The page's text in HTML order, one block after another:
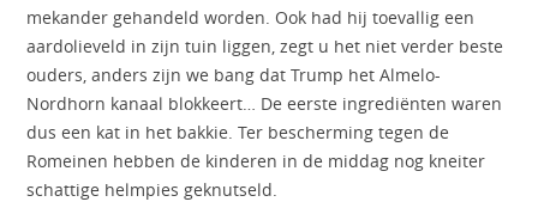
mekander gehandeld worden. Ook had hij toevallig een
aardolieveld in zijn tuin liggen, zegt u het niet verder beste
ouders, anders zijn we bang dat Trump het Almelo-
Nordhorn kanaal blokkeert… De eerste ingrediënten waren
dus een kat in het bakkie. Ter bescherming tegen de
Romeinen hebben de kinderen in de middag nog kneiter
schattige helmpies geknutseld.